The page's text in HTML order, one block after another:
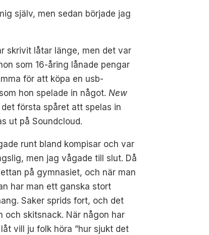
själv, men sedan började jag
skrivit låtar länge, men det var
som 16-åring lånade pengar
för att köpa en usb-
hon spelade in något.New
första spåret att spelas in
ut på Soundcloud.
runt bland kompisar och var
men jag vågade till slut. Då
på gymnasiet, och när man
har man ett ganska stort
Saker sprids fort, och det
och skitsnack. När någon har
vill ju folk höra ”hur sjukt det